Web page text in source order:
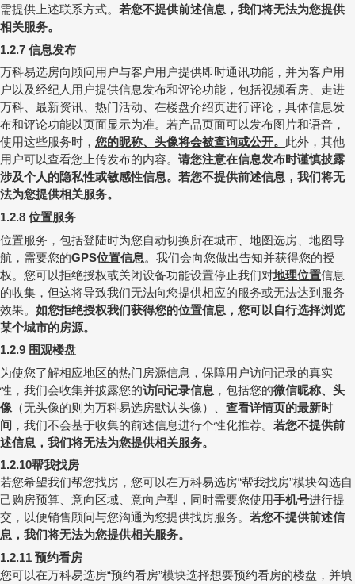
需提供上述联系方式。 若您不提供前述信息，我们将无法为您提供
相关服务。
1.2.7 信息发布
万科易选房向顾问用户与客户用户提供即时通讯功能，并为客户用
户以及经纪人用户提供信息发布和评论功能，包括视频看房、走进
万科、最新资讯、热门活动、在楼盘介绍页进行评论，具体信息发
布和评论功能以页面显示为准。若产品页面可以发布图片和语音，
使用这些服务时， 您的昵称、头像将会被查询或公开。 此外，其他
用户可以查看您上传发布的内容。 请您注意在信息发布时谨慎披露
涉及个人的隐私性或敏感性信息。 若您不提供前述信息，我们将无
法为您提供相关服务。
1.2.8 位置服务
位置服务，包括登陆时为您自动切换所在城市、地图选房、地图导
航，需要您的GPS位置信息。我们会向您做出告知并获得您的授
权。您可以拒绝授权或关闭设备功能设置停止我们对地理位置信息
的收集，但这将导致我们无法向您提供相应的服务或无法达到服务
效果。 如您拒绝授权我们获得您的位置信息，您可以自行选择浏览
某个城市的房源。
1.2.9 围观楼盘
为使您了解相应地区的热门房源信息，保障用户访问记录的真实
性，我们会收集并披露您的访问记录信息 ，包括您的微信昵称、头
像 （无头像的则为万科易选房默认头像）、 查看详情页的最新时
间 ，我们不会基于收集的前述信息进行个性化推荐。 若您不提供前
述信息，我们将无法为您提供相关服务。
1.2.10帮我找房
若您希望我们帮您找房，您可以在万科易选房“帮我找房”模块勾选自
己购房预算、意向区域、意向户型，同时需要您使用手机号进行提
交，以便销售顾问与您沟通为您提供找房服务。 若您不提供前述信
息，我们将无法为您提供相关服务。
1.2.11 预约看房
您可以在万科易选房“预约看房”模块选择想要预约看房的楼盘，并填